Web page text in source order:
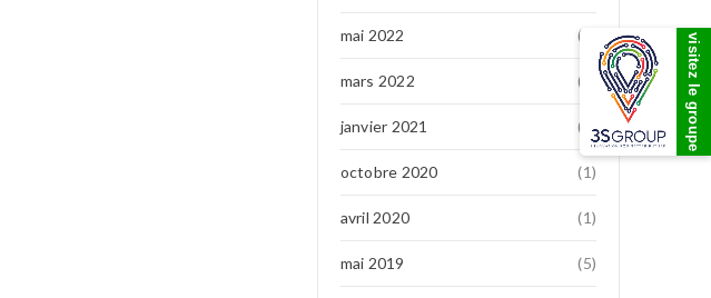
mai 2022 (7)
mars 2022 (1)
janvier 2021 (1)
octobre 2020 (1)
avril 2020 (1)
mai 2019 (5)
visitez le groupe